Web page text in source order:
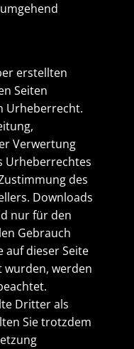
erstellten
Seiten
Urheberrecht.
Verwertung
Urheberrechtes
des
Downloads
nur für den
Gebrauch
auf dieser Seite
werden
Dritter als
Sie trotzdem